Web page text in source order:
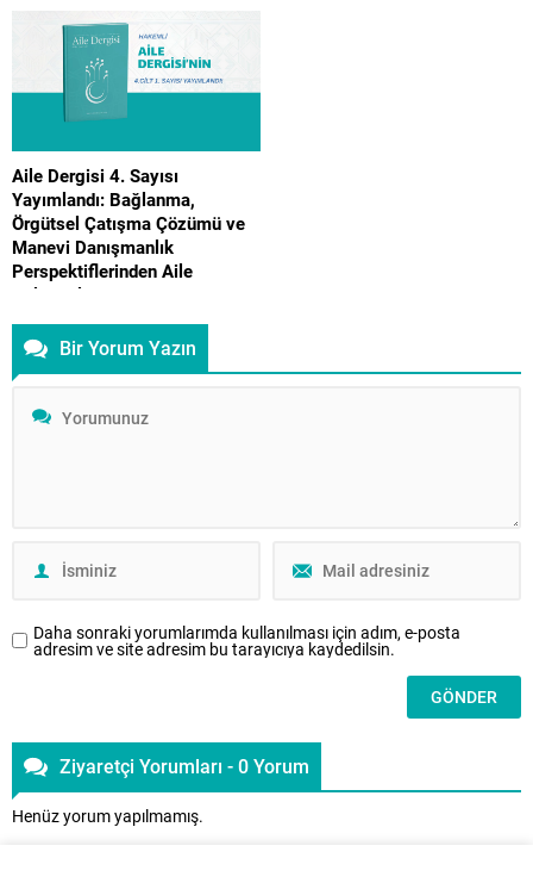
öncülüğünde gerçekleşen ve
İstanbul Aile Vakfı Başkanı Üner
Karabıyık’ın da katılım gösterdiği
programda Kur’an-ı Kerim tilaveti,
yapıldı. Üsküdar’da, Valide-i Cedid
Camisi’nin avlusunda 15 Temmuz
gazileri ile şehit yakınlarına özel...
Aile Dergisi 4. Sayısı
Yayımlandı: Bağlanma,
Örgütsel Çatışma Çözümü ve
Manevi Danışmanlık
Perspektiflerinden Aile
Çalışmaları
İstanbul Aile Vakfı tarafından
tarafından yayımlanan hakemli ve
akademik Aile Dergisi’nin
psikolojik, örgütsel ve manevi
aile alanındaki güncel
tartışmalara yeni bakış açıları
sayıda,...
Bir Yorum Yazın
Daha sonraki yorumlarımda kullanılması için adım, e-posta
adresim ve site adresim bu tarayıcıya kaydedilsin.
Ziyaretçi Yorumları - 0 Yorum
Henüz yorum yapılmamış.